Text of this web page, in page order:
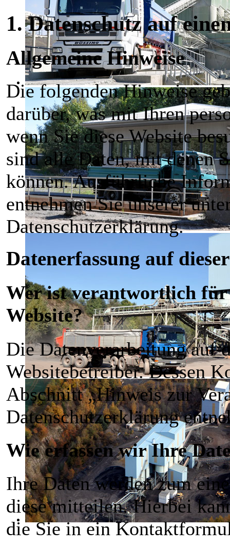
1. Datenschutz auf
Allgemeine Hinweise
Die folgenden Hinweise
darüber, was mit Ihren
wenn Sie diese Website
sind alle Daten, mit denen
können. Ausführliche
entnehmen Sie unserer
Datenschutzerklärung.
Datenerfassung auf
Wer ist verantwortlich für
Website?
Die Datenverarbeitung auf
Websitebetreiber. Dessen
Abschnitt „Hinweis zur
Datenschutzerklärung
Wie erfassen wir Ihre
Ihre Daten werden zum
diese mitteilen. Hierbei
die Sie in ein